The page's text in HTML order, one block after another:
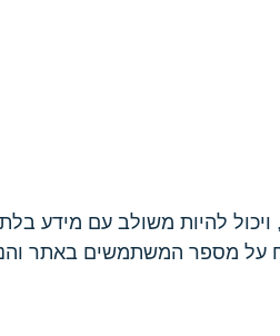
להיות משולב עם מידע
על מספר המשתמשים באתר